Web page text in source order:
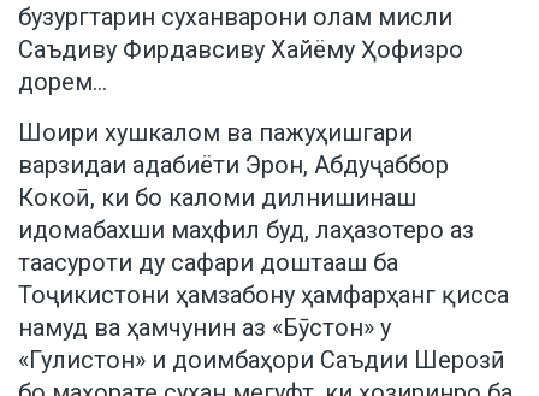
бузургтарин суханварони олам мисли
Саъдиву Фирдавсиву Хайёму Ҳофизро
дорем…
Шоири хушкалом ва пажуҳишгари
варзидаи адабиёти Эрон, Абдуҷаббор
Кокоӣ, ки бо каломи дилнишинаш
идомабахши маҳфил буд, лаҳазотеро аз
таасуроти ду сафари доштааш ба
Тоҷикистони ҳамзабону ҳамфарҳанг қисса
намуд ва ҳамчунин аз «Бӯстон» у
«Гулистон» и доимбаҳори Саъдии Шерозӣ